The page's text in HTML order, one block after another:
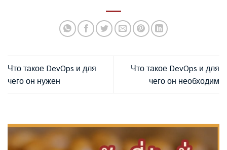
Что такое DevOps и для
чего он нужен
Что такое DevOps и для
чего он необходим